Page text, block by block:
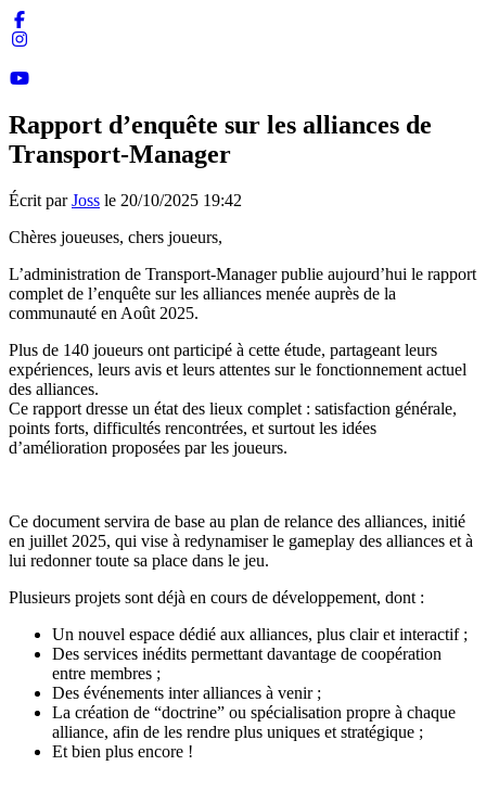
Rapport d’enquête sur les alliances de
Transport-Manager
Écrit parJoss le 20/10/2025 19:42
Chères joueuses, chers joueurs,
L’administration de Transport-Managerpublie aujourd’hui le rapport
complet de l’enquête sur les alliances menée auprès de la
communauté en Août 2025.
Plus de 140 joueurs ont participé à cette étude, partageant leurs
expériences, leurs avis et leurs attentes sur le fonctionnement actuel
des alliances.
Ce rapport dresse un état des lieux complet : satisfaction générale,
points forts, difficultés rencontrées, et surtout les idées
d’amélioration proposées par les joueurs.
Ce document servira de base au plan de relance des alliances, initié
en juillet 2025, qui vise à redynamiser le gameplay des alliances et à
lui redonner toute sa place dans le jeu.
Plusieurs projets sont déjà en cours de développement, dont :
Un nouvel espace dédié aux alliances, plus clair et interactif ;
Des services inédits permettant davantage de coopération
entre membres ;
Des événements inter alliances à venir ;
La création de “doctrine” ou spécialisation propre à chaque
alliance, afin de les rendre plus uniques et stratégique ;
Et bien plus encore !